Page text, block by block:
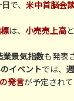
で、 米中首脳会
は、 小売売上高と
業景気指数も発表
イベントでは、
発言が予定されて